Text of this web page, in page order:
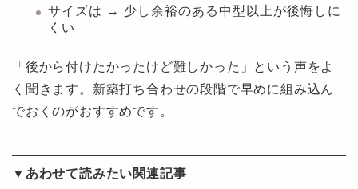
サイズは → 少し余裕のある中型以上が後悔しに
くい
「後から付けたかったけど難しかった」という声をよ
く聞きます。新築打ち合わせの段階で早めに組み込ん
でおくのがおすすめです。
▼あわせて読みたい関連記事